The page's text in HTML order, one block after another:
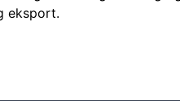
eksport.